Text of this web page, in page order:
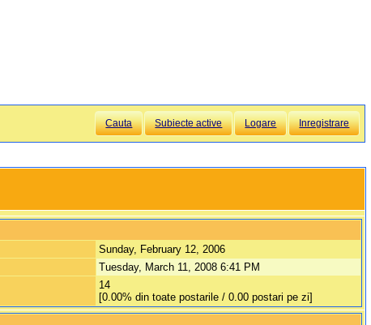
Cauta Subiecte active Logare Inregistrare
Sunday, February 12, 2006
Tuesday, March 11, 2008 6:41 PM
14
[0.00% din toate postarile / 0.00 postari pe zi]